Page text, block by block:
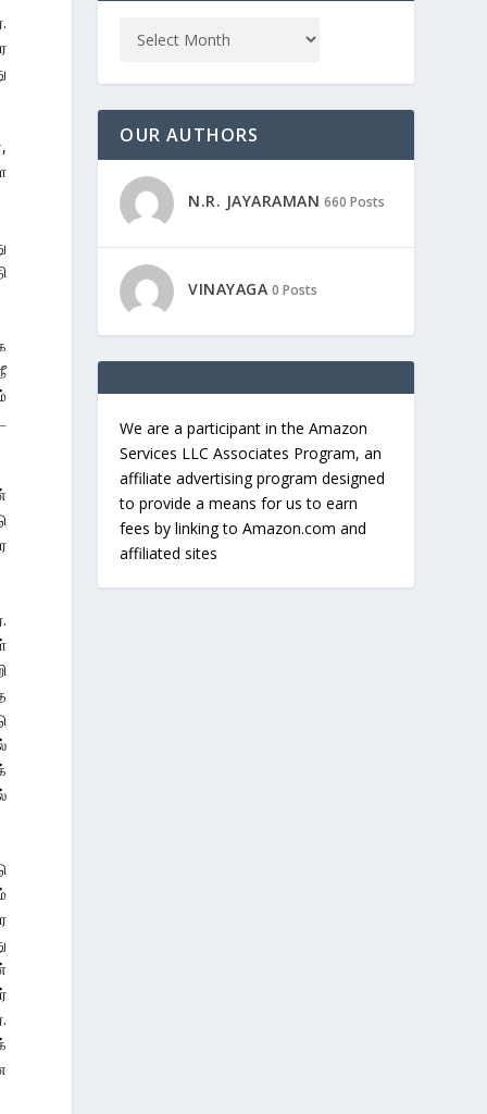
OUR AUTHORS
N.R. JAYARAMAN 660 Posts
VINAYAGA 0 Posts
We are a participant in the Amazon
Services LLC Associates Program, an
affiliate advertising program designed
to provide a means for us to earn
fees by linking to Amazon.com and
affiliated sites